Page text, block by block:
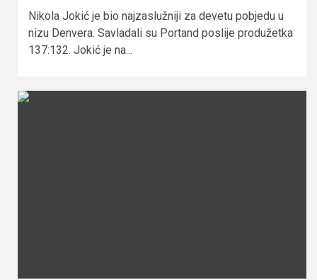
Nikola Jokić je bio najzaslužniji za devetu pobjedu u
nizu Denvera. Savladali su Portand poslije produžetka
137:132. Jokić je na...